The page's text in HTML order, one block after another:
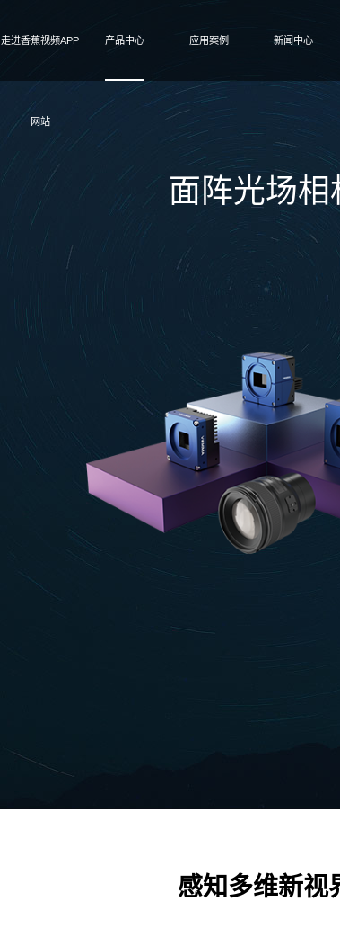
走进香蕉视频APP
网站
产品中心 应用案例 新闻中心
面阵光场相
感知多维新视